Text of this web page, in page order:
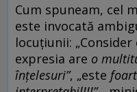
Cum spuneam, cel
este invocată
locuțiunii: „Consider
expresia are o
înțelesuri”, „este